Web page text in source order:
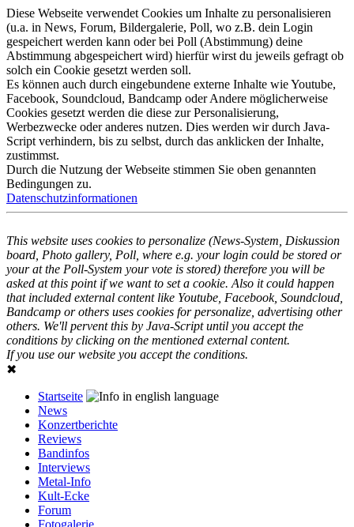
Diese Webseite verwendet Cookies um Inhalte zu personalisieren
(u.a. in News, Forum, Bildergalerie, Poll, wo z.B. dein Login
gespeichert werden kann oder bei Poll (Abstimmung) deine
Abstimmung abgespeichert wird) hierfür wirst du jeweils gefragt ob
solch ein Cookie gesetzt werden soll.
Es können auch durch eingebundene externe Inhalte wie Youtube,
Facebook, Soundcloud, Bandcamp oder Andere möglicherweise
Cookies gesetzt werden die diese zur Personalisierung,
Werbezwecke oder anderes nutzen. Dies werden wir durch Java-
Script verhindern, bis zu selbst, durch das anklicken der Inhalte,
zustimmst.
Durch die Nutzung der Webseite stimmen Sie oben genannten
Bedingungen zu.
Datenschutzinformationen
This website uses cookies to personalize (News-System, Diskussion
board, Photo gallery, Poll, where e.g. your login could be stored or
your at the Poll-System your vote is stored) therefore you will be
asked at this point if we want to set a cookie. Also it could happen
that included external content like Youtube, Facebook, Soundcloud,
Bandcamp or others uses cookies for personalize, advertising other
others. We'll pervent this by Java-Script until you accept the
conditions by clicking on the mentioned external content.
If you use our website you accept the conditions.
✖
Startseite
News
Konzertberichte
Reviews
Bandinfos
Interviews
Metal-Info
Kult-Ecke
Forum
Fotogalerie